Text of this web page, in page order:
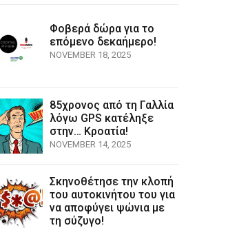
Φοβερά δώρα για το
επόμενο δεκαήμερο!
NOVEMBER 18, 2025
85χρονος από τη Γαλλία
λόγω GPS κατέληξε
στην… Κροατία!
NOVEMBER 14, 2025
Σκηνοθέτησε την κλοπή
του αυτοκινήτου του για
να αποφύγει ψώνια με
τη σύζυγο!